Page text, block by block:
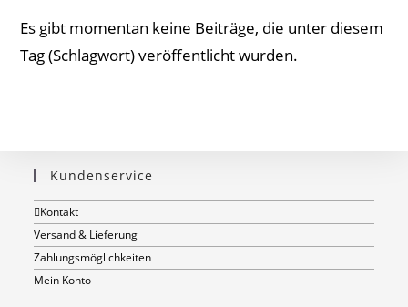
Es gibt momentan keine Beiträge, die unter diesem
Tag (Schlagwort) veröffentlicht wurden.
Kundenservice
Kontakt
Versand & Lieferung
Zahlungsmöglichkeiten
Mein Konto